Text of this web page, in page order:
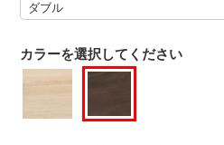
カラーを選択してください